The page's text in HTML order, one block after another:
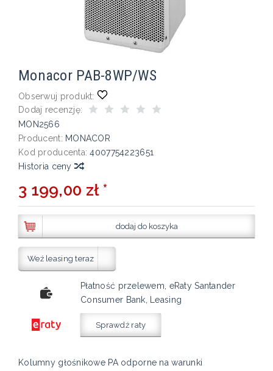
Monacor PAB-8WP/WS
Obserwuj produkt:
Dodaj recenzję:
MON2566
Producent: MONACOR
Kod producenta: 4007754223651
Historia ceny
3 199,00 zł *
dodaj do koszyka
Weź leasing teraz
Płatność przelewem, eRaty Santander
Consumer Bank, Leasing
Sprawdź raty
Kolumny głośnikowe PA odporne na warunki